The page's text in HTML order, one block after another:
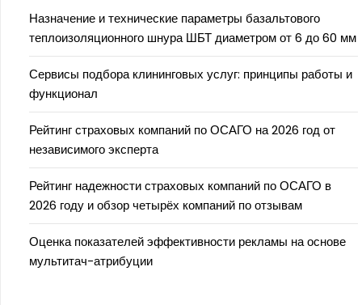
Назначение и технические параметры базальтового
теплоизоляционного шнура ШБТ диаметром от 6 до 60 мм
Сервисы подбора клининговых услуг: принципы работы и
функционал
Рейтинг страховых компаний по ОСАГО на 2026 год от
независимого эксперта
Рейтинг надежности страховых компаний по ОСАГО в
2026 году и обзор четырёх компаний по отзывам
Оценка показателей эффективности рекламы на основе
мультитач-атрибуции